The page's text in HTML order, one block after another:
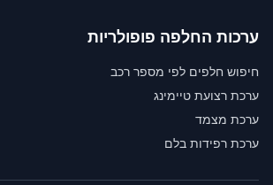
ערכות החלפה פופולריות
חיפוש חלפים לפי מספר רכב
ערכת רצועת טיימינג
ערכת מצמד
ערכת רפידות בלם